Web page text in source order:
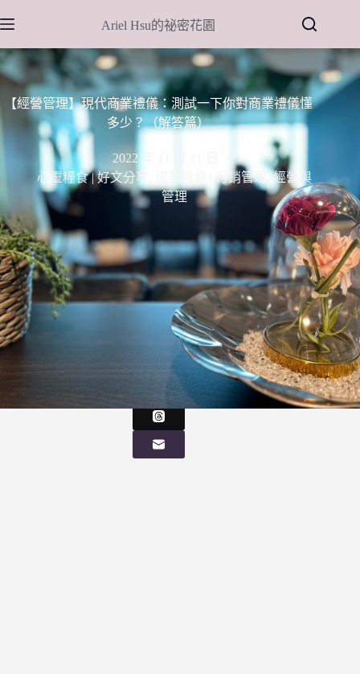
至
主
要
Ariel Hsu的祕密花園
【經營管理】現代商業禮儀：測試一下你對商業禮儀懂
多少？（解答篇）
2022 年 11 月 11 日
心靈糧食 | 好文分享
理財投資 | 行銷管理 ,經營與
管理